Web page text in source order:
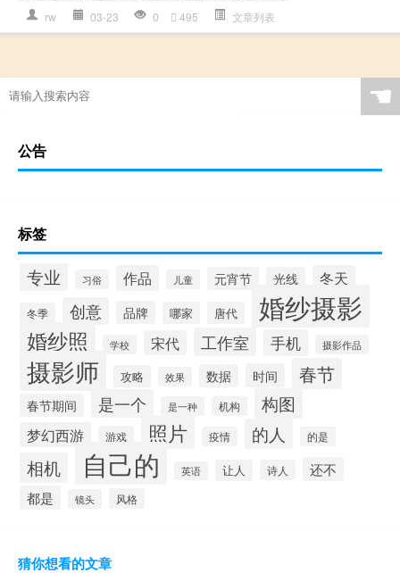
rw 03-23 0 495 文章列表
☚
公告
标签
专业 习俗 作品 儿童 元宵节 光线 冬天
冬季 创意 品牌 哪家 唐代 婚纱摄影
婚纱照 学校 宋代 工作室 手机 摄影作品
摄影师 攻略 效果 数据 时间 春节
春节期间 是一个 是一种 机构 构图
梦幻西游 游戏 照片 疫情 的人 的是
相机 自己的 英语 让人 诗人
还不
都是
镜头 风格
猜你想看的文章